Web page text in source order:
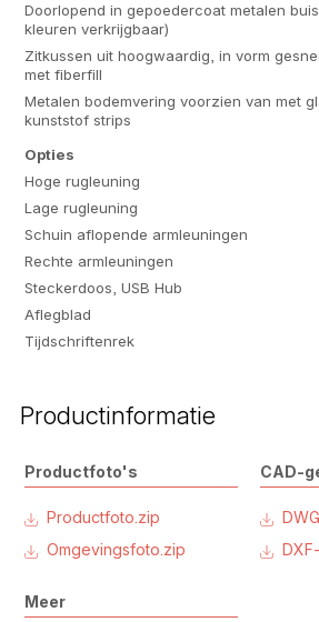
Doorlopend in gepoedercoat metalen
kleuren verkrijgbaar)
Zitkussen uit hoogwaardig, in vorm
met fiberfill
Metalen bodemvering voorzien van met
kunststof strips
Opties
Hoge rugleuning
Lage rugleuning
Schuin aflopende armleuningen
Rechte armleuningen
Steckerdoos, USB Hub
Aflegblad
Tijdschriftenrek
Productinformatie
Productfoto's
Productfoto.zip
Omgevingsfoto.zip
CAD-
Meer